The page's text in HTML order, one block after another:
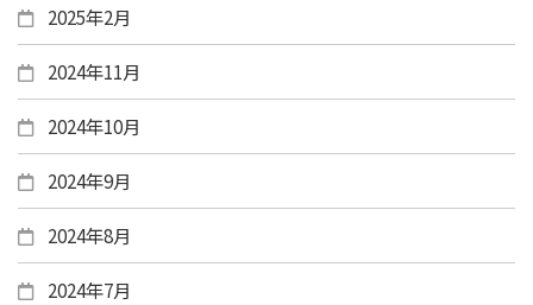
2025年2月
2024年11月
2024年10月
2024年9月
2024年8月
2024年7月